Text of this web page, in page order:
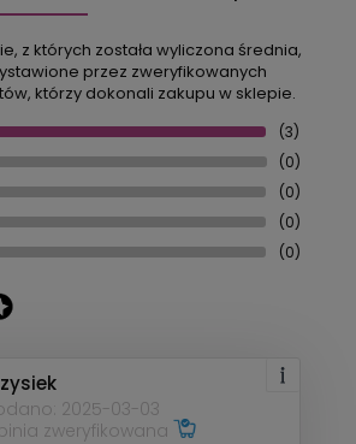
z których została wyliczona średnia,
przez zweryfikowanych
którzy dokonali zakupu w sklepie.
(3)
(0)
(0)
(0)
(0)
2025-03-03
zweryfikowana